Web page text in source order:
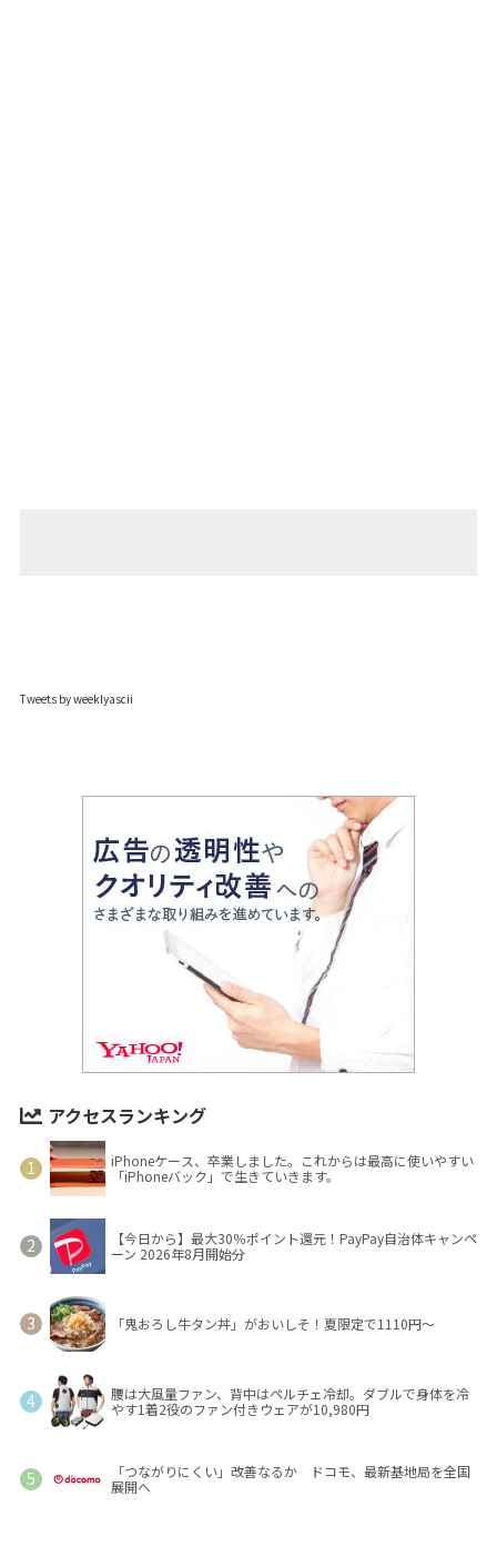
Tweets by weeklyascii
アクセスランキング
iPhoneケース、卒業しました。これからは最高に使いやすい
「iPhoneバック」で生きていきます。
【今日から】最大30％ポイント還元！PayPay自治体キャンペ
ーン 2026年8月開始分
「鬼おろし牛タン丼」がおいしそ！夏限定で1110円～
腰は大風量ファン、背中はペルチェ冷却。ダブルで身体を冷
やす1着2役のファン付きウェアが10,980円
「つながりにくい」改善なるか ドコモ、最新基地局を全国
展開へ